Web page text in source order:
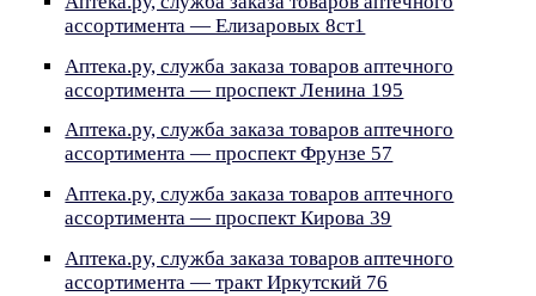
ассортимента — Елизаровых 8ст1
Аптека.ру, служба заказа товаров аптечного
ассортимента — проспект Ленина 195
Аптека.ру, служба заказа товаров аптечного
ассортимента — проспект Фрунзе 57
Аптека.ру, служба заказа товаров аптечного
ассортимента — проспект Кирова 39
Аптека.ру, служба заказа товаров аптечного
ассортимента — тракт Иркутский 76